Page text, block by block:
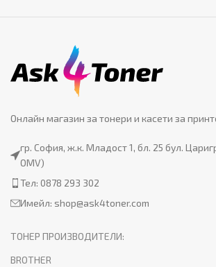
Онлайн магазин за тонери и касети за
гр. София, ж.к. Младост 1, бл. 25 бул.
OMV)
Тел: 0878 293 302
Имейл: shop@ask4toner.com
ТОНЕР ПРОИЗВОДИТЕЛИ:
BROTHER